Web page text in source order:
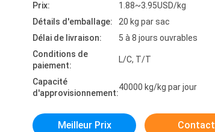
Prix:
1.88~3.95USD/kg
Détails d'emballage:
20 kg par sac
Délai de livraison:
5 à 8 jours ouvrables
Conditions de
paiement:
L/C, T/T
Capacité
d'approvisionnement:
40000 kg/kg par jour
Meilleur Prix Contact